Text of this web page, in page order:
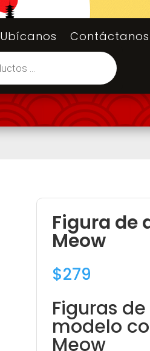
Ubícanos Contáctanos
Figura de
Meow
$279
Figuras
modelo
Meow